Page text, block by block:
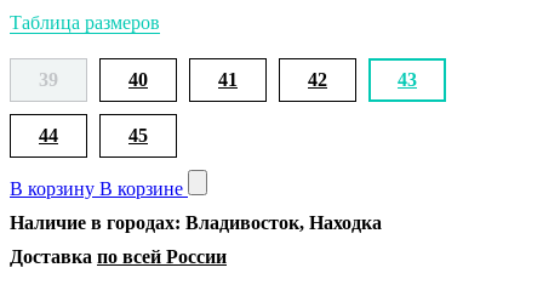
Таблица размеров
39 40 41 42 43
44 45
В корзину В корзине
Наличие в городах: Владивосток, Находка
Доставка по всей России